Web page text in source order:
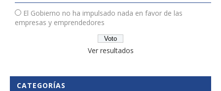
El Gobierno no ha impulsado nada en favor de las
empresas y emprendedores
Ver resultados
CATEGORÍAS